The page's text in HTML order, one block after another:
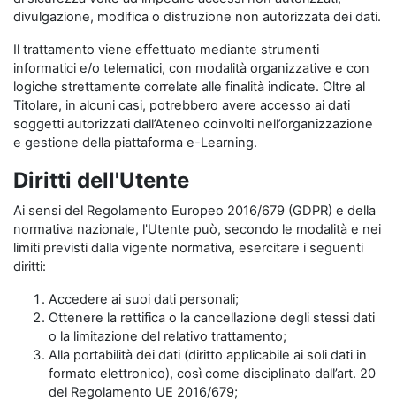
divulgazione, modifica o distruzione non autorizzata dei dati.
Il trattamento viene effettuato mediante strumenti
informatici e/o telematici, con modalità organizzative e con
logiche strettamente correlate alle finalità indicate. Oltre al
Titolare, in alcuni casi, potrebbero avere accesso ai dati
soggetti autorizzati dall’Ateneo coinvolti nell’organizzazione
e gestione della piattaforma e-Learning.
Diritti dell'Utente
Ai sensi del Regolamento Europeo 2016/679 (GDPR) e della
normativa nazionale, l'Utente può, secondo le modalità e nei
limiti previsti dalla vigente normativa, esercitare i seguenti
diritti:
Accedere ai suoi dati personali;
Ottenere la rettifica o la cancellazione degli stessi dati
o la limitazione del relativo trattamento;
Alla portabilità dei dati (diritto applicabile ai soli dati in
formato elettronico), così come disciplinato dall’art. 20
del Regolamento UE 2016/679;